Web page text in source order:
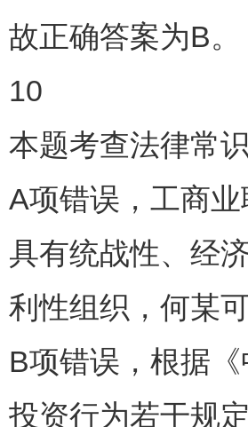
故正确答案为B。
10
本题考查法律常识
A项错误，工商
具有统战性、经
利性组织，何某
B项错误，根据
投资行为若干规